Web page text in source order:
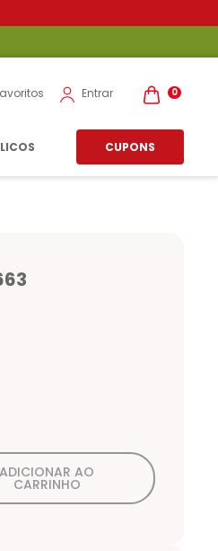
Entrar 0
CUPONS
ADICIONAR AO
CARRINHO